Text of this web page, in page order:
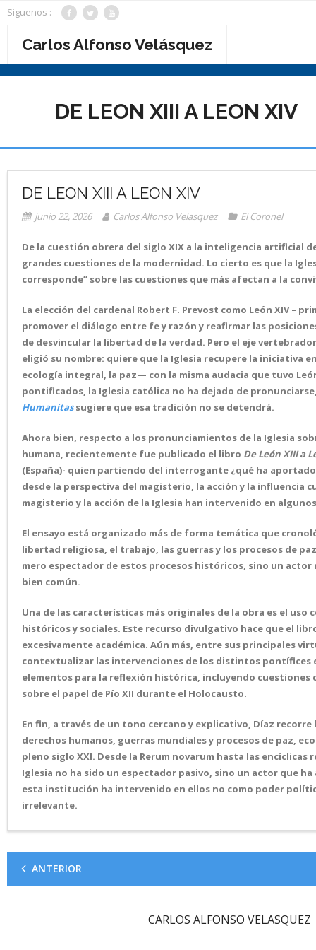
Saltar
contenido
Siguenos :
Carlos Alfonso Velásquez
DE LEON XIII A LEON XIV
DE LEON XIII A LEON XIV
junio 22, 2026 Carlos Alfonso Velasquez El Coronel
De la cuestión obrera del siglo XIX a la inteligencia artificial
grandes cuestiones de la modernidad. Lo cierto es que la
corresponde” sobre las cuestiones que más afectan a la
La elección del cardenal Robert F. Prevost como León XIV –
promover el diálogo entre fe y razón y reafirmar las
de desvincular la libertad de la verdad. Pero el eje
eligió su nombre: quiere que la Iglesia recupere la iniciativa
ecología integral, la paz— con la misma audacia que tuvo
pontificados, la Iglesia católica no ha dejado de
Humanitassugiere que esa tradición no se detendrá.
Ahora bien, respecto a los pronunciamientos de la Iglesia
humana, recientemente fue publicado el libro De León XIII a
(España)- quien partiendo del interrogante ¿qué ha
desde la perspectiva del magisterio, la acción y la influencia
magisterio y la acción de la Iglesia han intervenido en
El ensayo está organizado más de forma temática que
libertad religiosa, el trabajo, las guerras y los procesos de
mero espectador de estos procesos históricos, sino un
bien común.
Una de las características más originales de la obra es el
históricos y sociales. Este recurso divulgativo hace que el
excesivamente académica. Aún más, entre sus principales
contextualizar las intervenciones de los distintos pontífices
elementos para la reflexión histórica, incluyendo
sobre el papel de Pío XII durante el Holocausto.
En fin, a través de un tono cercano y explicativo, Díaz
derechos humanos, guerras mundiales y procesos de paz,
pleno siglo XXI. Desde la Rerum novarum hasta las
Iglesia no ha sido un espectador pasivo, sino un actor que
esta institución ha intervenido en ellos no como poder
irrelevante.
ANTERIOR
CARLOS ALFONSO VELASQUEZ